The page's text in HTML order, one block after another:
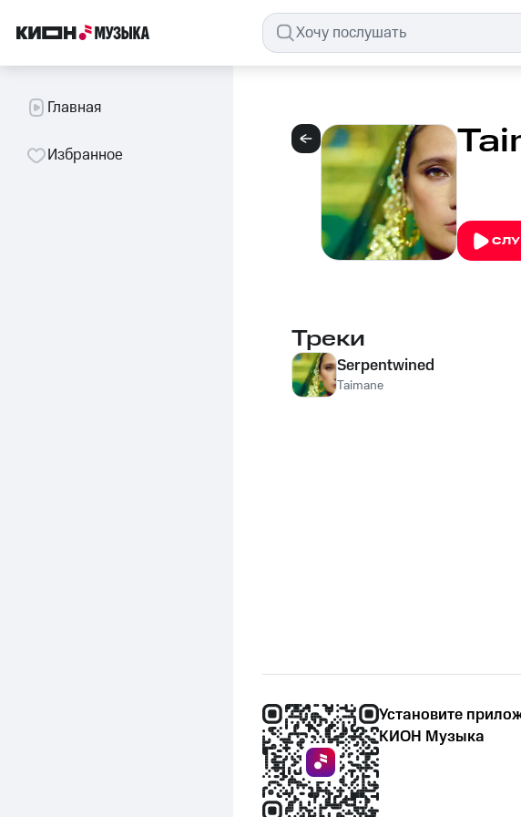
Главная
Избранное
Треки
Serpentwined
Taimane
Установите
КИОН Музыка